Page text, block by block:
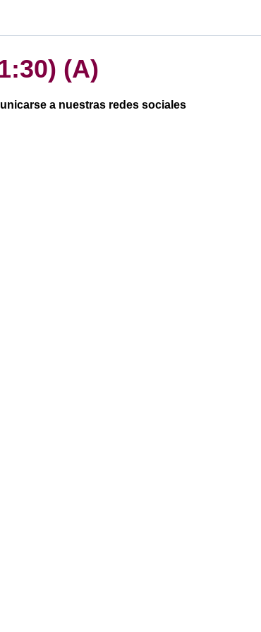
(A)
a nuestras redes sociales